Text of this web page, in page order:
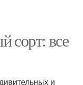
сорт: все
и